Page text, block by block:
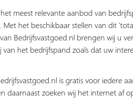
meest relevante aanbod van
Met het beschikbaar stellen van dit
Bedrijfsvastgoed.nl brengen wij u
het bedrijfspand zoals dat uw
is gratis voor iedere
daarnaast zoeken wij het internet af